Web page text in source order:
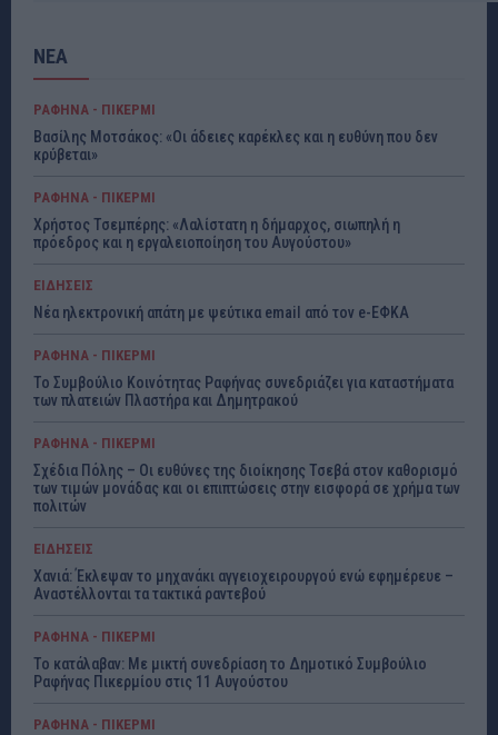
ΝΕΑ
ΡΑΦΗΝΑ - ΠΙΚΕΡΜΙ
Βασίλης Μοτσάκος: «Οι άδειες καρέκλες και η ευθύνη που δεν
κρύβεται»
ΡΑΦΗΝΑ - ΠΙΚΕΡΜΙ
Χρήστος Τσεμπέρης: «Λαλίστατη η δήμαρχος, σιωπηλή η
πρόεδρος και η εργαλειοποίηση του Αυγούστου»
ΕΙΔΗΣΕΙΣ
Νέα ηλεκτρονική απάτη με ψεύτικα email από τον e-ΕΦΚΑ
ΡΑΦΗΝΑ - ΠΙΚΕΡΜΙ
Το Συμβούλιο Κοινότητας Ραφήνας συνεδριάζει για καταστήματα
των πλατειών Πλαστήρα και Δημητρακού
ΡΑΦΗΝΑ - ΠΙΚΕΡΜΙ
Σχέδια Πόλης – Οι ευθύνες της διοίκησης Τσεβά στον καθορισμό
των τιμών μονάδας και οι επιπτώσεις στην εισφορά σε χρήμα των
πολιτών
ΕΙΔΗΣΕΙΣ
Χανιά: Έκλεψαν το μηχανάκι αγγειοχειρουργού ενώ εφημέρευε –
Αναστέλλονται τα τακτικά ραντεβού
ΡΑΦΗΝΑ - ΠΙΚΕΡΜΙ
Το κατάλαβαν: Με μικτή συνεδρίαση το Δημοτικό Συμβούλιο
Ραφήνας Πικερμίου στις 11 Αυγούστου
ΡΑΦΗΝΑ - ΠΙΚΕΡΜΙ